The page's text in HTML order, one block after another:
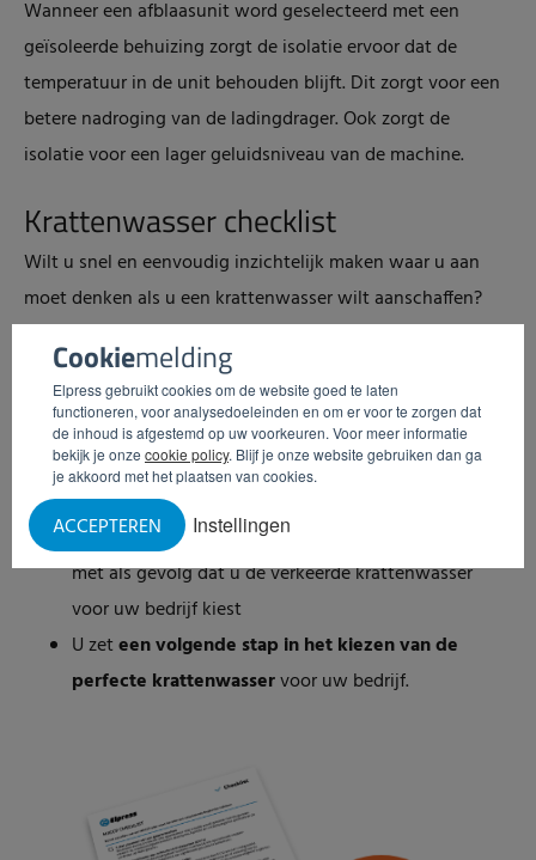
Cookiemelding
Elpress gebruikt cookies om de website goed te laten
functioneren, voor analysedoeleinden en om er voor te zorgen dat
de inhoud is afgestemd op uw voorkeuren. Voor meer informatie
bekijk je onze cookie policy. Blijf je onze website gebruiken dan ga
je akkoord met het plaatsen van cookies.
Instellingen
ACCEPTEREN
Wanneer een afblaasunit word geselecteerd met een
geïsoleerde behuizing zorgt de isolatie ervoor dat de
temperatuur in de unit behouden blijft. Dit zorgt voor een
betere nadroging van de ladingdrager. Ook zorgt de
isolatie voor een lager geluidsniveau van de machine.
Krattenwasser checklist
Wilt u snel en eenvoudig inzichtelijk maken waar u aan
moet denken als u een krattenwasser wilt aanschaffen?
Vul dan de checklist‘Aandachtspunten bij aanschaf van
een krattenwasser’in. De checklist levert u het volgende
Beter inzicht in de variabelen die meespelenbij
het selecteren van een krattenwasser
Uvoorkomt dat u een gehaaste beslissing neemt
met als gevolg dat u de verkeerde krattenwasser
voor uw bedrijf kiest
U zeteen volgende stap in het kiezen van de
perfecte krattenwasservoor uw bedrijf.